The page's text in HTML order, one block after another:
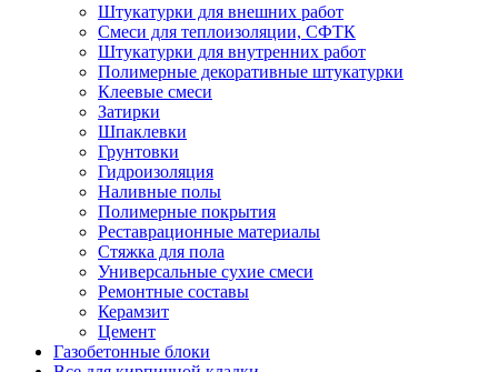
Штукатурки для внешних работ
Смеси для теплоизоляции, СФТК
Штукатурки для внутренних работ
Полимерные декоративные штукатурки
Клеевые смеси
Затирки
Шпаклевки
Грунтовки
Гидроизоляция
Наливные полы
Полимерные покрытия
Реставрационные материалы
Стяжка для пола
Универсальные сухие смеси
Ремонтные составы
Керамзит
Цемент
Газобетонные блоки